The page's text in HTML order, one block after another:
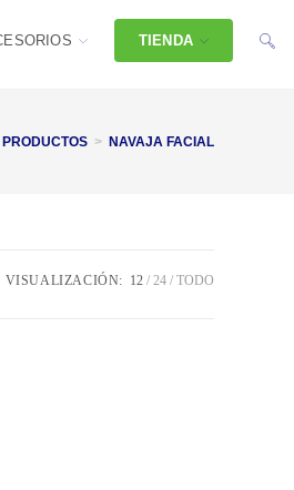
TIENDA
PRODUCTOS > NAVAJA FACIAL
VISUALIZACIÓN: 12 24 TODO